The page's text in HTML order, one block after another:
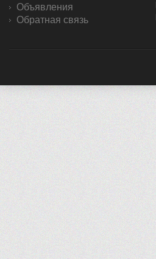
Объявления
Обратная связь